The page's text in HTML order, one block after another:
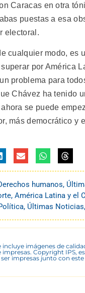
Caracas en otra
puestas a esa
electoral.
cualquier modo, es
por América
un problema para
Chávez ha tenido
se puede
más democrático y
humanos,
, América Latina y el
, Últimas Noticias,
incluye imágenes de
impresas. Copyright IPS,
impresas junto con